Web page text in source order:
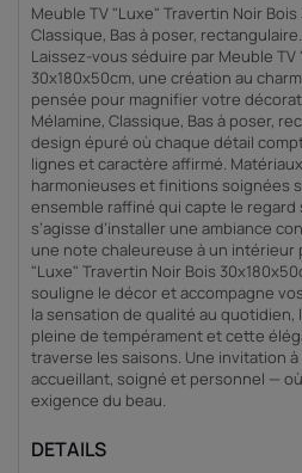
Meuble TV "Luxe" Travertin Noir
Classique, Bas à poser, rectangulaire.
Laissez-vous séduire par Meuble
30x180x50cm, une création au
pensée pour magnifier votre
Mélamine, Classique, Bas à poser,
design épuré où chaque détail
lignes et caractère affirmé.
harmonieuses et finitions soignées
ensemble raffiné qui capte le regard
s’agisse d’installer une ambiance
une note chaleureuse à un intérieur
"Luxe" Travertin Noir Bois
souligne le décor et accompagne
la sensation de qualité au
pleine de tempérament et cette
traverse les saisons. Une invitation
accueillant, soigné et personnel —
exigence du beau.
DETAILS